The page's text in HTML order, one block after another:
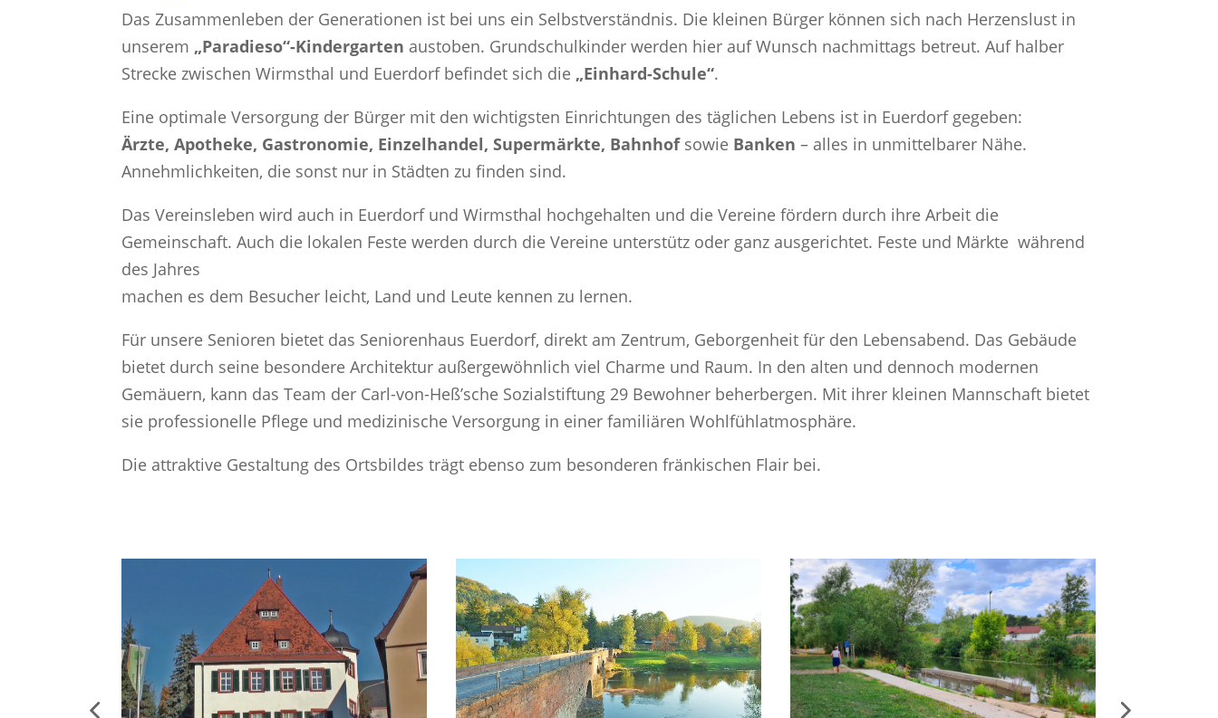
Das Zusammenleben der Generationen ist bei uns ein Selbstverständnis. Die kleinen Bürger können sich nach Herzenslust in
unserem „Paradieso“-Kindergarten austoben. Grundschulkinder werden hier auf Wunsch nachmittags betreut. Auf halber
Strecke zwischen Wirmsthal und Euerdorf befindet sich die „Einhard-Schule“.
Eine optimale Versorgung der Bürger mit den wichtigsten Einrichtungen des täglichen Lebens ist in Euerdorf gegeben:
Ärzte, Apotheke, Gastronomie, Einzelhandel, Supermärkte, Bahnhofsowie Banken – alles in unmittelbarer Nähe.
Annehmlichkeiten, die sonst nur in Städten zu finden sind.
Das Vereinsleben wird auch in Euerdorf und Wirmsthal hochgehalten und die Vereine fördern durch ihre Arbeit die
Gemeinschaft. Auch die lokalen Feste werden durch die Vereine unterstütz oder ganz ausgerichtet. Feste und Märkte während
des Jahres
machen es dem Besucher leicht, Land und Leute kennen zu lernen.
Für unsere Senioren bietet das Seniorenhaus Euerdorf, direkt am Zentrum, Geborgenheit für den Lebensabend. Das Gebäude
bietet durch seine besondere Architektur außergewöhnlich viel Charme und Raum. In den alten und dennoch modernen
Gemäuern, kann das Team der Carl-von-Heß’sche Sozialstiftung 29 Bewohner beherbergen. Mit ihrer kleinen Mannschaft bietet
sie professionelle Pflege und medizinische Versorgung in einer familiären Wohlfühlatmosphäre.
Die attraktive Gestaltung des Ortsbildes trägt ebenso zum besonderen fränkischen Flair bei.